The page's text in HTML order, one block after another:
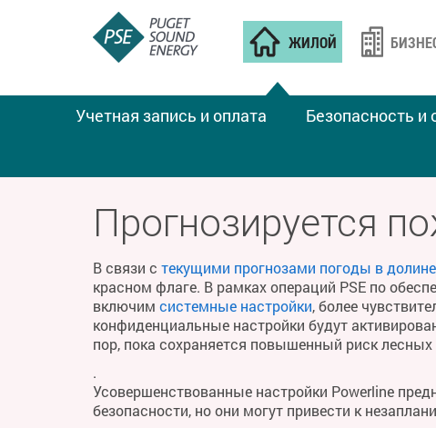
ЖИЛОЙ
Учетная запись и оплата Безопасность и
Прогнозируется
В связи с текущими прогнозами погоды в долине
красном флаге. В рамках операций PSE по
включим системные настройки, более
конфиденциальные настройки будут
пор, пока сохраняется повышенный риск
.
Усовершенствованные настройки Powerline
безопасности, но они могут привести к